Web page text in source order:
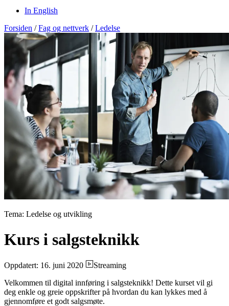
In English
Forsiden / Fag og nettverk / Ledelse
Tema: Ledelse og utvikling
Kurs i salgsteknikk
Oppdatert: 16. juni 2020
Streaming
Velkommen til digital innføring i salgsteknikk! Dette kurset vil gi
deg enkle og greie oppskrifter på hvordan du kan lykkes med å
gjennomføre et godt salgsmøte.